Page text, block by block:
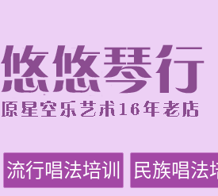
流行唱法培训 民族唱法